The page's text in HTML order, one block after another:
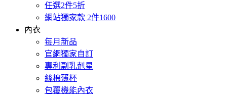
任選2件5折
網站獨家款 2件1600
內衣
每月新品
官網獨家自訂
專利副乳剋星
絲棉薄杯
包覆機能內衣